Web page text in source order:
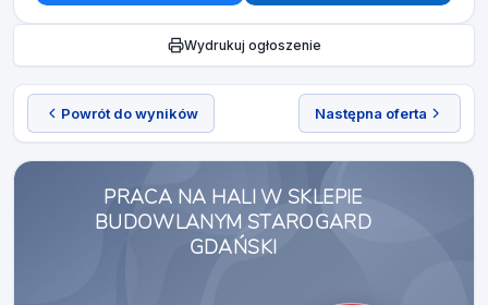
Powrót do wyników Następna oferta
PRACA NA HALI W SKLEPIE
BUDOWLANYM STAROGARD
GDAŃSKI
Wydrukuj ogłoszenie